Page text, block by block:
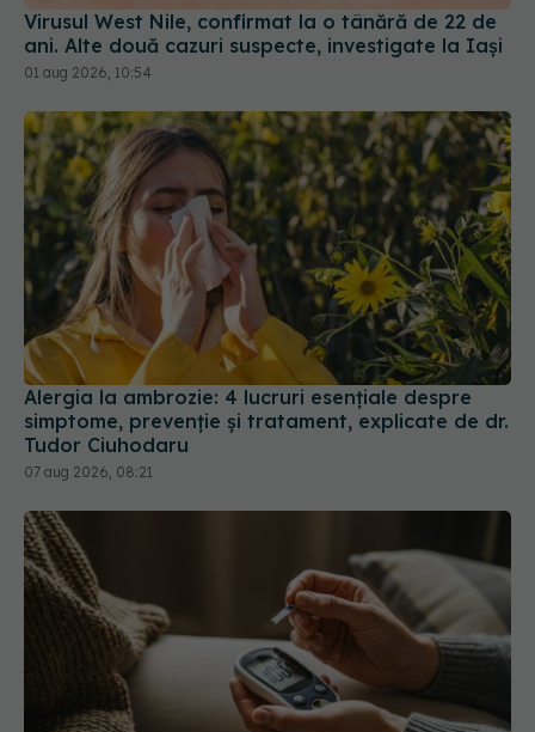
ani. Alte două cazuri suspecte, investigate la Iași
01 aug 2026, 10:54
Alergia la ambrozie: 4 lucruri esențiale despre
simptome, prevenție și tratament, explicate de dr.
Tudor Ciuhodaru
07 aug 2026, 08:21